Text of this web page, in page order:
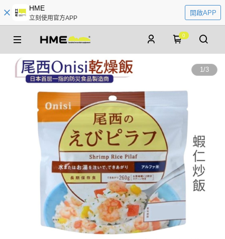
HME
立刻使用官方APP
開啟APP
0
1/3